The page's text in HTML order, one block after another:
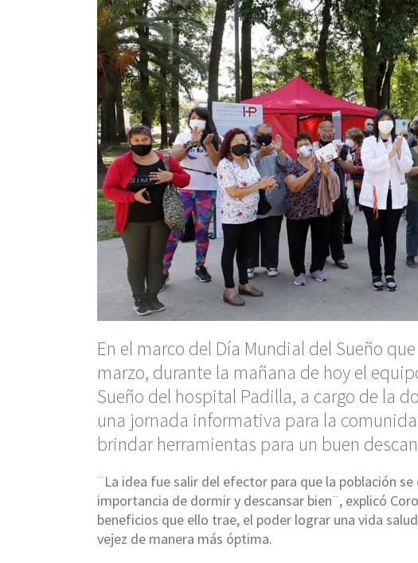
En el marco del Día Mundial del Sueño
marzo, durante la mañana de hoy el
Sueño del hospital Padilla, a cargo de la
una jornada informativa para la
brindar herramientas para un buen
¨La idea fue salir del efector para que la población
importancia de dormir y descansar bien¨, explicó
beneficios que ello trae, el poder lograr una vida
vejez de manera más óptima.